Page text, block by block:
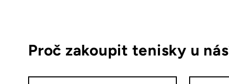
Proč zakoupit tenisky u